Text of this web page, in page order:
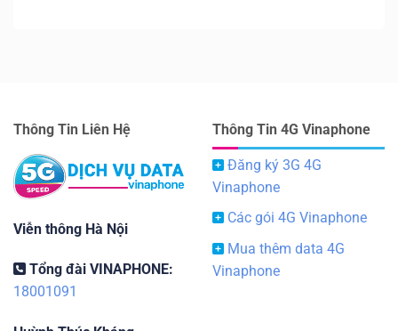
Thông Tin Liên Hệ
Viễn thông Hà Nội
Tổng đài VINAPHONE:
18001091
Thông Tin 4G Vinaphone
Đăng ký 3G 4G
Vinaphone
Các gói 4G Vinaphone
Mua thêm data 4G
Vinaphone